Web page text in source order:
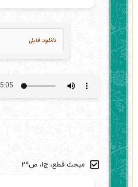
دانلود فایل
مبحث قطع، ج1، ص29